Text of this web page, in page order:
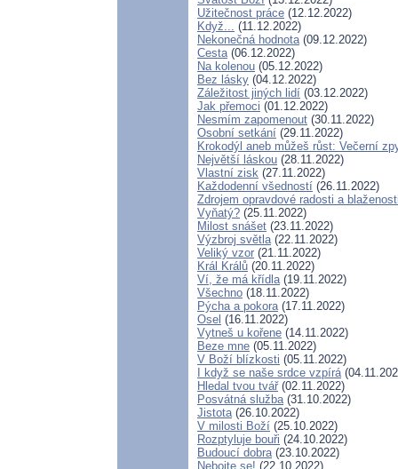
Užitečnost práce (12.12.2022)
Když... (11.12.2022)
Nekonečná hodnota(09.12.2022)
Cesta(06.12.2022)
Na kolenou (05.12.2022)
Bez lásky (04.12.2022)
Záležitost jiných lidí (03.12.2022)
Jak přemoci (01.12.2022)
Nesmím zapomenout (30.11.2022)
Osobní setkání (29.11.2022)
Krokodýl aneb můžeš růst: Večerní
Největší láskou (28.11.2022)
Vlastní zisk (27.11.2022)
Každodenní všedností (26.11.2022)
Zdrojem opravdové radosti a
Vyňatý? (25.11.2022)
Milost snášet (23.11.2022)
Výzbroj světla(22.11.2022)
Veliký vzor (21.11.2022)
Král Králů (20.11.2022)
Ví, že má křídla(19.11.2022)
Všechno (18.11.2022)
Pýcha a pokora(17.11.2022)
Osel (16.11.2022)
Vytneš u kořene (14.11.2022)
Beze mne (05.11.2022)
V Boží blízkosti (05.11.2022)
I když se naše srdce vzpírá
Hledal tvou tvář(02.11.2022)
Posvátná služba(31.10.2022)
Jistota(26.10.2022)
V milosti Boží (25.10.2022)
Rozptyluje bouři (24.10.2022)
Budoucí dobra(23.10.2022)
Nebojte se! (22.10.2022)